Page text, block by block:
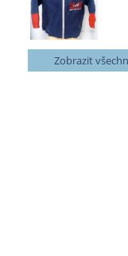
Zobrazit